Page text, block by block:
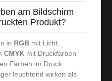
am Bildschirm
Produkt?
in RGB mit Licht.
CMYK mit Druckfarben
Farben im Druck
leuchtend wirken als